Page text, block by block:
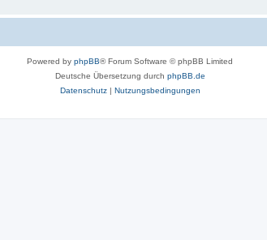
Powered by phpBB® Forum Software © phpBB Limited
Deutsche Übersetzung durch phpBB.de
Datenschutz| Nutzungsbedingungen